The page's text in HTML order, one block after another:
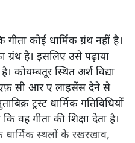
गीता कोई धार्मिक ग्रंथ नहीं है।
ग्रंथ है। इसलिए उसे पढ़ाया
कोयम्बतूर स्थित अर्श विद्या
एफ़ सी आर ए लाइसेंस देने से
ट्रस्ट धार्मिक गतिविधियों
वह गीता की शिक्षा देता है।
स्थलों के रखरखाव,